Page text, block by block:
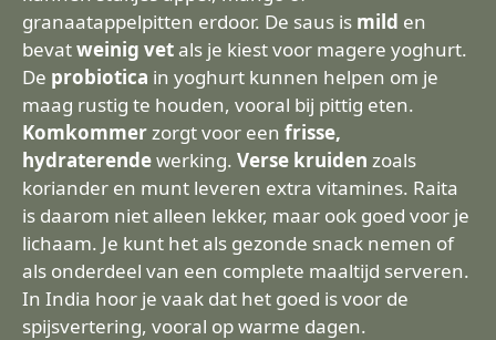
granaatappelpitten erdoor. De saus is mild en
bevatweinig vetals je kiest voor magere yoghurt.
De probiotica in yoghurt kunnen helpen om je
maag rustig te houden, vooral bij pittig eten.
Komkommer zorgt voor een frisse,
hydraterendewerking. Verse kruiden zoals
koriander en munt leveren extra vitamines. Raita
is daarom niet alleen lekker, maar ook goed voor je
lichaam. Je kunt het als gezonde snack nemen of
als onderdeel van een complete maaltijd serveren.
In India hoor je vaak dat het goed is voor de
spijsvertering, vooral op warme dagen.